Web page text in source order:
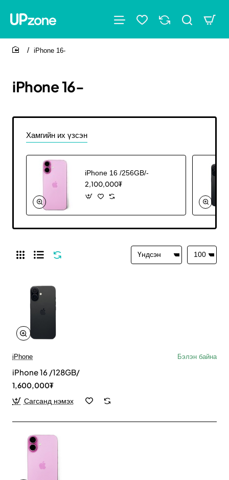
iPhone 16-
iPhone 16-
Хамгийн их үзсэн
iPhone 16 /256GB/-
2,100,000₮
iPhone Бэлэн байна
iPhone 16 /128GB/
1,600,000₮
Сагсанд нэмэх